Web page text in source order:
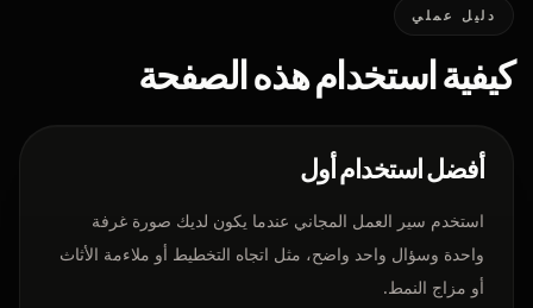
دليل عملي
كيفية استخدام هذه الصفحة
أفضل استخدام أول
استخدم سير العمل المجاني عندما يكون لديك صورة غرفة
واحدة وسؤال واحد واضح، مثل اتجاه التخطيط أو ملاءمة الأثاث
أو مزاج النمط.